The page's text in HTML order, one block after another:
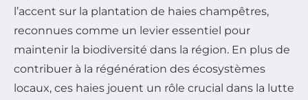
l’accent sur la plantation de haies champêtres,
reconnues comme un levier essentiel pour
maintenir la biodiversité dans la région. En plus de
contribuer à la régénération des écosystèmes
locaux, ces haies jouent un rôle crucial dans la lutte